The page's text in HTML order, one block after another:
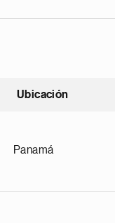
Ubicación
Panamá